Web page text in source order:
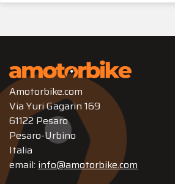
Amotorbike.com
Via Yuri Gagarin 169
61122 Pesaro
Pesaro-Urbino
Italia
email: info@amotorbike.com